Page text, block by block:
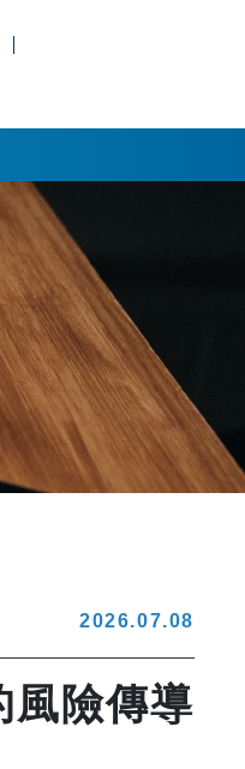
2026.07.08
風險傳導